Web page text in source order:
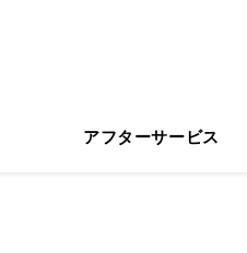
アフターサービス